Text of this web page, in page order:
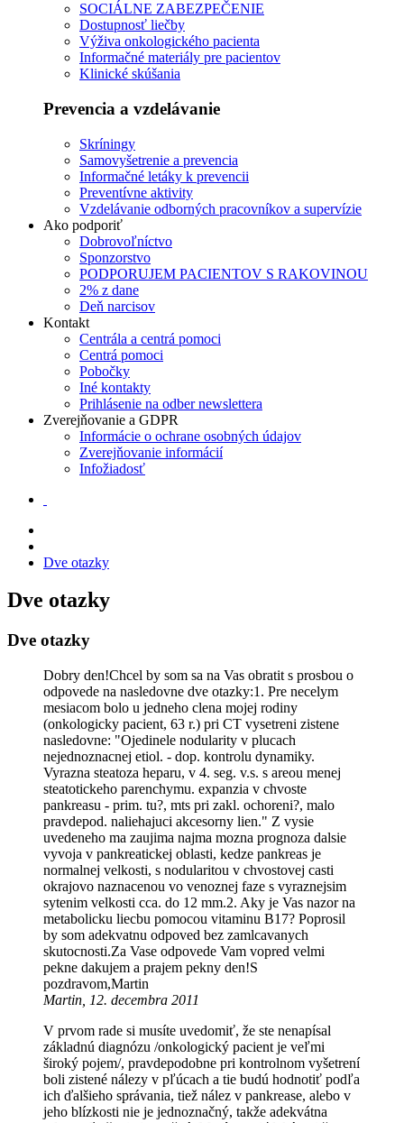
SOCIÁLNE ZABEZPEČENIE
Dostupnosť liečby
Výživa onkologického pacienta
Informačné materiály pre pacientov
Klinické skúšania
Prevencia a vzdelávanie
Skríningy
Samovyšetrenie a prevencia
Informačné letáky k prevencii
Preventívne aktivity
Vzdelávanie odborných pracovníkov a supervízie
Ako podporiť
Dobrovoľníctvo
Sponzorstvo
PODPORUJEM PACIENTOV S RAKOVINOU
2% z dane
Deň narcisov
Kontakt
Centrála a centrá pomoci
Centrá pomoci
Pobočky
Iné kontakty
Prihlásenie na odber newslettera
Zverejňovanie a GDPR
Informácie o ochrane osobných údajov
Zverejňovanie informácií
Infožiadosť
Dve otazky
Dve otazky
Dve otazky
Dobry den!Chcel by som sa na Vas obratit s prosbou o
odpovede na nasledovne dve otazky:1. Pre necelym
mesiacom bolo u jedneho clena mojej rodiny
(onkologicky pacient, 63 r.) pri CT vysetreni zistene
nasledovne: "Ojedinele nodularity v plucach
nejednoznacnej etiol. - dop. kontrolu dynamiky.
Vyrazna steatoza heparu, v 4. seg. v.s. s areou menej
steatotickeho parenchymu. expanzia v chvoste
pankreasu - prim. tu?, mts pri zakl. ochoreni?, malo
pravdepod. naliehajuci akcesorny lien." Z vysie
uvedeneho ma zaujima najma mozna prognoza dalsie
vyvoja v pankreatickej oblasti, kedze pankreas je
normalnej velkosti, s nodularitou v chvostovej casti
okrajovo naznacenou vo venoznej faze s vyraznejsim
sytenim velkosti cca. do 12 mm.2. Aky je Vas nazor na
metabolicku liecbu pomocou vitaminu B17? Poprosil
by som adekvatnu odpoved bez zamlcavanych
skutocnosti.Za Vase odpovede Vam vopred velmi
pekne dakujem a prajem pekny den!S
pozdravom,Martin
Martin, 12. decembra 2011
V prvom rade si musíte uvedomiť, že ste nenapísal
základnú diagnózu /onkologický pacient je veľmi
široký pojem/, pravdepodobne pri kontrolnom vyšetrení
boli zistené nálezy v pľúcach a tie budú hodnotiť podľa
ich ďalšieho správania, tiež nález v pankrease, alebo v
jeho blízkosti nie je jednoznačný, takže adekvátna